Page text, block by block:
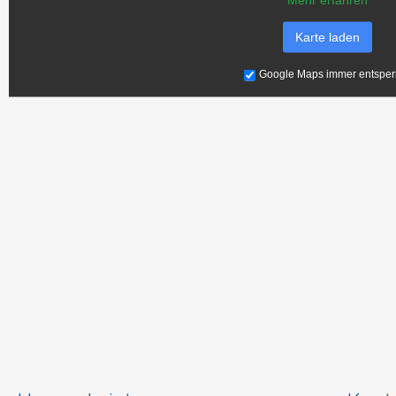
Karte laden
Google Maps immer